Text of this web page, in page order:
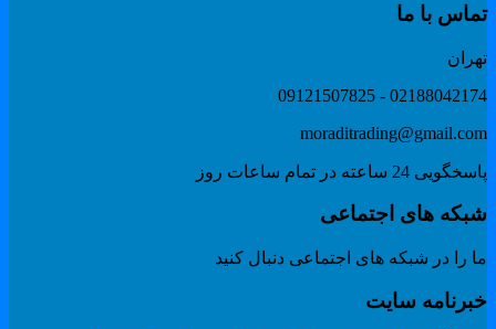
با ما
02188042174 -
24 ساعته در تمام ساعات روز
های اجتماعی
را در شبکه های اجتماعی دنبال کنید
سایت